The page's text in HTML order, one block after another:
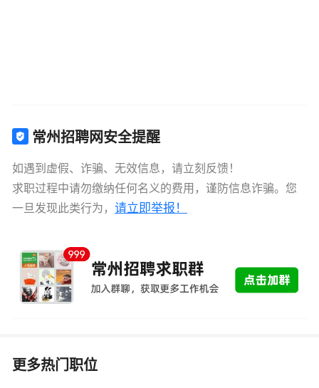
常州招聘网安全提醒
如遇到虚假、诈骗、无效信息，请立刻反馈！
求职过程中请勿缴纳任何名义的费用，谨防信息诈骗。您
一旦发现此类行为， 请立即举报！
更多热门职位